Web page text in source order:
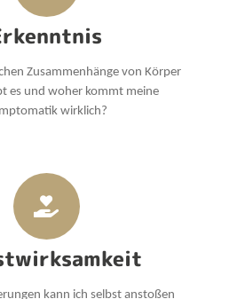
Zusammenhänge von Körper
es und woher kommt meine
wirklich?
kann ich selbst anstoßen